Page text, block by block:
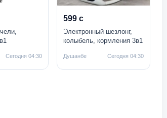
Сегодня 04:30
599 с
Электронный шезлонг,
колыбель, кормления 3в1
Душанбе Сегодня 04:30